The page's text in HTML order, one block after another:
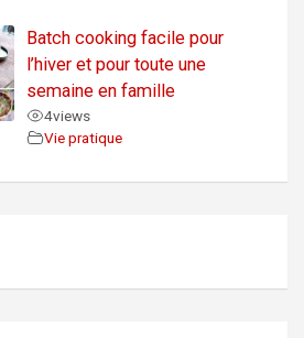
Batch cooking facile pour
l’hiver et pour toute une
semaine en famille
4views
Vie pratique